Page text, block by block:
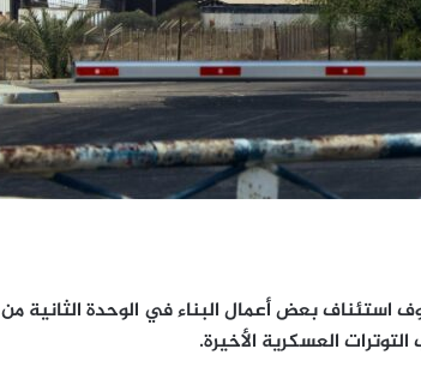
بعض أعمال البناء في الوحدة الثانية من
العسكرية الأخيرة.